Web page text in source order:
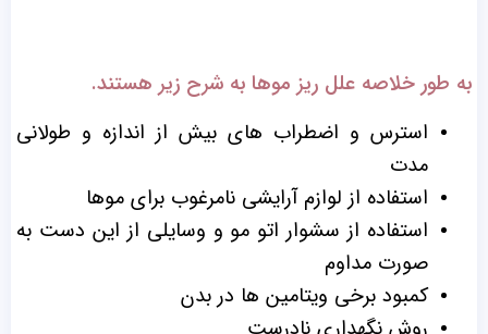
به طور خلاصه علل ریز موها به شرح زیر هستند.
استرس و اضطراب های بیش از اندازه و طولانی
مدت
استفاده از لوازم آرایشی نامرغوب برای موها
استفاده از سشوار اتو مو و وسایلی از این دست به
صورت مداوم
کمبود برخی ویتامین ها در بدن